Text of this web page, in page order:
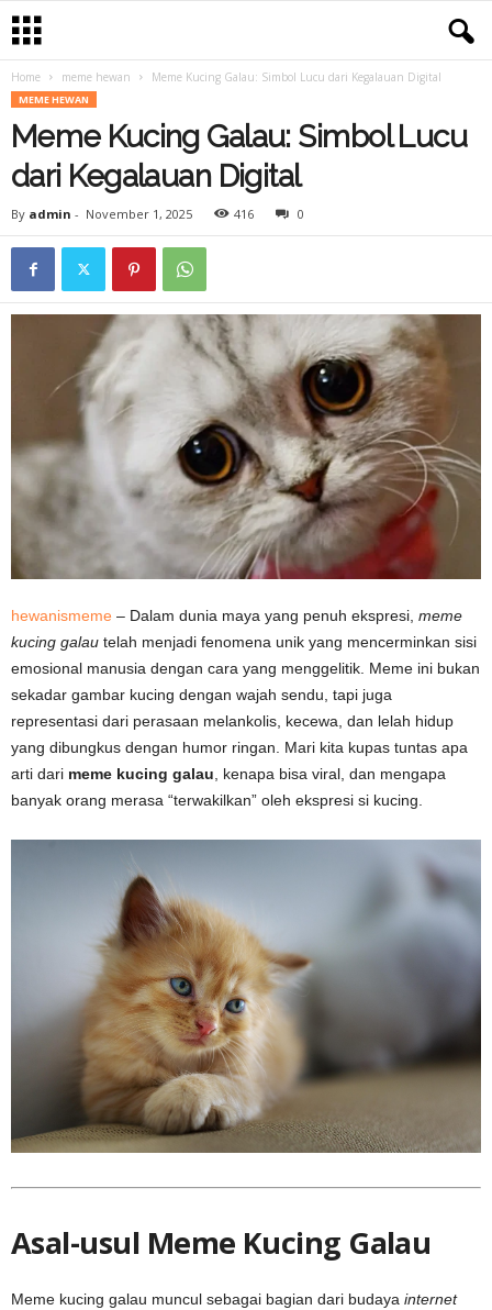
Home meme hewan Meme Kucing Galau: Simbol Lucu dari Kegalauan Digital
MEME HEWAN
Meme Kucing Galau: Simbol Lucu
dari Kegalauan Digital
By admin - November 1, 2025 416 0
hewanismeme – Dalam dunia maya yang penuh ekspresi, meme
kucing galau telah menjadi fenomena unik yang mencerminkan sisi
emosional manusia dengan cara yang menggelitik. Meme ini bukan
sekadar gambar kucing dengan wajah sendu, tapi juga
representasi dari perasaan melankolis, kecewa, dan lelah hidup
yang dibungkus dengan humor ringan. Mari kita kupas tuntas apa
arti dari meme kucing galau , kenapa bisa viral, dan mengapa
banyak orang merasa “terwakilkan” oleh ekspresi si kucing.
Asal-usul Meme Kucing Galau
Meme kucing galau muncul sebagai bagian dari budaya internet